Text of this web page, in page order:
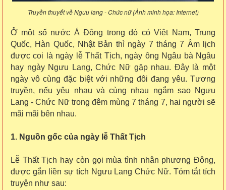
Truyền thuyết về Ngưu lang - Chức nữ (Ảnh minh họa: Internet)
Ở một số nước Á Đông trong đó có Việt Nam, Trung
Quốc, Hàn Quốc, Nhật Bản thì ngày 7 tháng 7 Âm lịch
được coi là ngày lễ Thất Tịch, ngày ông Ngâu bà Ngâu
hay ngày Ngưu Lang, Chức Nữ gặp nhau. Đây là một
ngày vô cùng đặc biệt với những đôi đang yêu. Tương
truyền, nếu yêu nhau và cùng nhau ngắm sao Ngưu
Lang - Chức Nữ trong đêm mùng 7 tháng 7, hai người sẽ
mãi mãi bên nhau.
1. Nguồn gốc của ngày lễ Thất Tịch
Lễ Thất Tịch hay còn gọi mùa tình nhân phương Đông,
được gắn liền sự tích Ngưu Lang Chức Nữ. Tóm tắt tích
truyện như sau: